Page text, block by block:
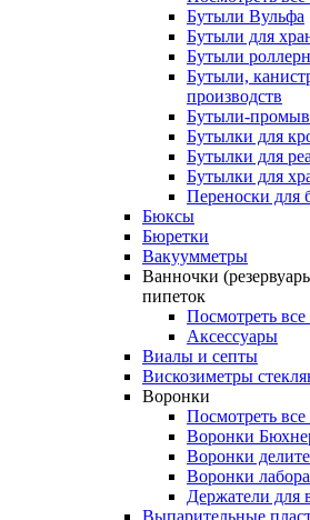
Бутыли Вульфа
Бутыли для
Бутыли
Бутыли,
производств
Бутыли-
Бутылки для
Бутылки для
Бутылки для
Переноски для
Бюксы
Бюретки
Вакуумметры
Ванночки
пипеток
Посмотреть
Аксессуары
Виалы и септы
Вискозиметры
Воронки
Посмотреть
Воронки
Воронки
Воронки
Держатели для
Выпарительные